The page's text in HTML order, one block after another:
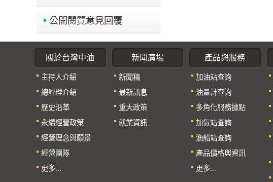
公開閱覽意見回覆
:::
關於台灣中油
主持人介紹
總經理介紹
歷史沿革
永續經營政策
經營理念與願景
經營團隊
更多...
新聞廣場
新聞稿
最新訊息
重大政策
就業資訊
產品與服務
加油站查詢
油量計查詢
多角化服務據點
加氣站查詢
漁船站查詢
產品價格與資訊
更多...